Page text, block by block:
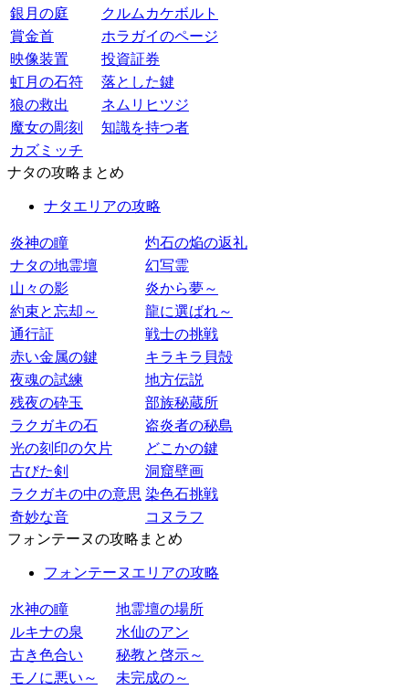
銀月の庭
クルムカケボルト
賞金首
ホラガイのページ
映像装置
投資証券
虹月の石符
落とした鍵
狼の救出
ネムリヒツジ
魔女の彫刻
知識を持つ者
カズミッチ
ナタの攻略まとめ
ナタエリアの攻略
炎神の瞳
灼石の焔の返礼
ナタの地霊壇
幻写霊
山々の影
炎から夢～
約束と忘却～
龍に選ばれ～
通行証
戦士の挑戦
赤い金属の鍵
キラキラ貝殻
夜魂の試練
地方伝説
残夜の砕玉
部族秘蔵所
ラクガキの石
盗炎者の秘島
光の刻印の欠片
どこかの鍵
古びた剣
洞窟壁画
ラクガキの中の意思 染色石挑戦
奇妙な音
コヌラフ
フォンテーヌの攻略まとめ
フォンテーヌエリアの攻略
水神の瞳
地霊壇の場所
ルキナの泉
水仙のアン
古き色合い
秘教と啓示～
モノに悪い～
未完成の～